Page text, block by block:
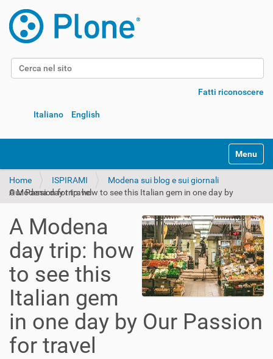
Cerca nel sito
Fatti riconoscere
Italiano English
Alterna
Home ISPIRAMI
Modena sui blog e sui giornali
A Modena day trip: how to see this Italian gem in one day by Our Passion for travel
A Modena
day trip: how
to see this
Italian gem
in one day by Our Passion
for travel